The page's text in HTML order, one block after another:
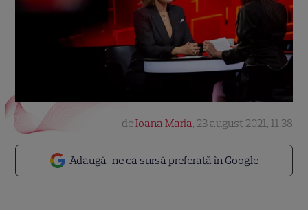
Adaugă-ne ca sursă preferată în Google
deIoana Maria, 23 august 2021, 11:38